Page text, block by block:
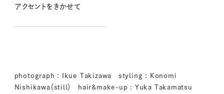
アクセントをきかせて
photograph : Ikue Takizawa styling : Konomi
Nishikawa（still） hair&make-up : Yuka Takamatsu